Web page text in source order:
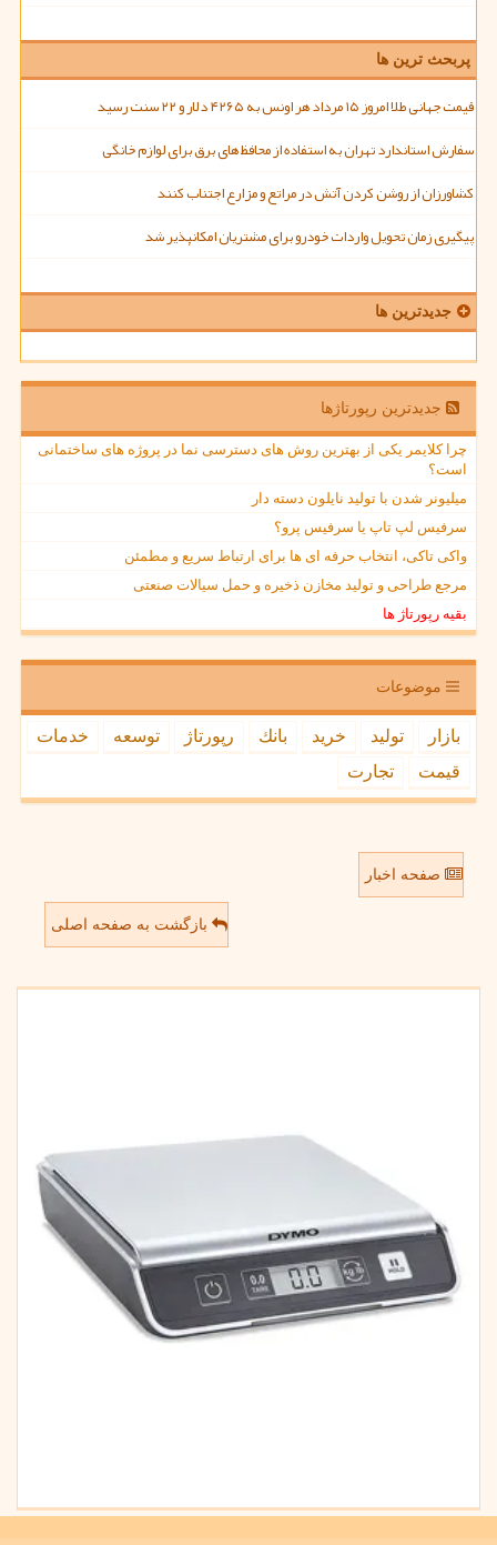
پربحث ترین ها
قیمت جهانی طلا امروز ۱۵ مرداد هر اونس به ۴۲۶۵ دلار و ۲۲ سنت رسید
سفارش استاندارد تهران به استفاده از محافظ های برق برای لوازم خانگی
کشاورزان از روشن کردن آتش در مراتع و مزارع اجتناب کنند
پیگیری زمان تحویل واردات خودرو برای مشتریان امکانپذیر شد
جدیدترین ها
جدیدترین رپورتاژها
چرا کلایمر یکی از بهترین روش های دسترسی نما در پروژه های ساختمانی
است؟
میلیونر شدن با تولید نایلون دسته دار
سرفیس لپ تاپ یا سرفیس پرو؟
واکی تاکی، انتخاب حرفه ای ها برای ارتباط سریع و مطمئن
مرجع طراحی و تولید مخازن ذخیره و حمل سیالات صنعتی
بقیه رپورتاژ ها
موضوعات
بازار تولید خرید بانك رپورتاژ توسعه
خدمات
قیمت
تجارت
صفحه اخبار
بازگشت به صفحه اصلی